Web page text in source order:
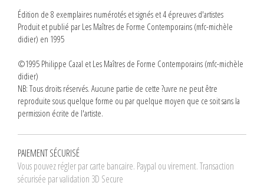
Édition de 8 exemplaires numérotés et signés et 4 épreuves d'artistes
Produit et publié par Les Maîtres de Forme Contemporains (mfc-michèle
didier) en 1995
©1995 Philippe Cazal et Les Maîtres de Forme Contemporains (mfc-michèle
didier)
NB: Tous droits réservés. Aucune partie de cette ?uvre ne peut être
reproduite sous quelque forme ou par quelque moyen que ce soit sans la
permission écrite de l'artiste.
PAIEMENT SÉCURISÉ
Vous pouvez régler par carte bancaire. Paypal ou virement. Transaction
sécurisée par validation 3D Secure